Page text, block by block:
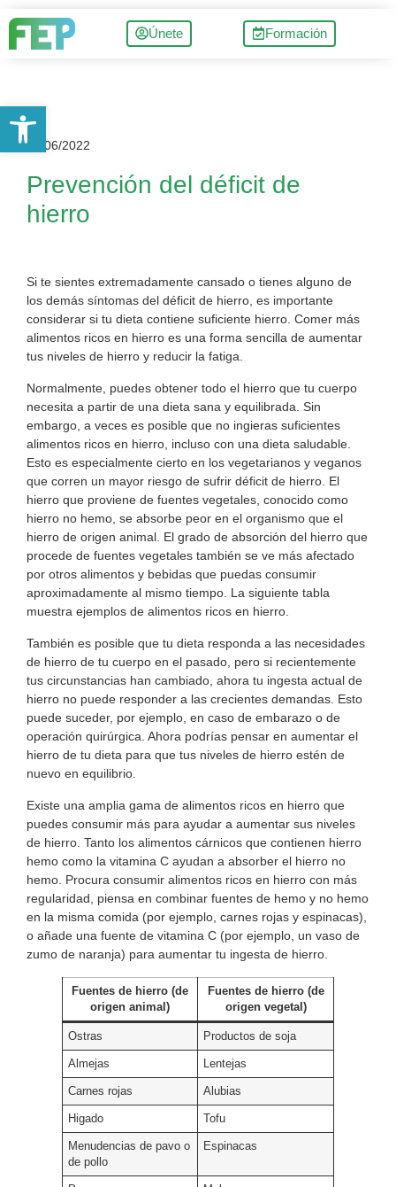
Únete Formación
06/06/2022
Prevención del déficit de
hierro
Si te sientes extremadamente cansado o tienes alguno de
los demás síntomas del déficit de hierro, es importante
considerar si tu dieta contiene suficiente hierro. Comer más
alimentos ricos en hierro es una forma sencilla de aumentar
tus niveles de hierro y reducir la fatiga.
Normalmente, puedes obtener todo el hierro que tu cuerpo
necesita a partir de una dieta sana y equilibrada. Sin
embargo, a veces es posible que no ingieras suficientes
alimentos ricos en hierro, incluso con una dieta saludable.
Esto es especialmente cierto en los vegetarianos y veganos
que corren un mayor riesgo de sufrir déficit de hierro. El
hierro que proviene de fuentes vegetales, conocido como
hierro no hemo, se absorbe peor en el organismo que el
hierro de origen animal. El grado de absorción del hierro que
procede de fuentes vegetales también se ve más afectado
por otros alimentos y bebidas que puedas consumir
aproximadamente al mismo tiempo. La siguiente tabla
muestra ejemplos de alimentos ricos en hierro.
También es posible que tu dieta responda a las necesidades
de hierro de tu cuerpo en el pasado, pero si recientemente
tus circunstancias han cambiado, ahora tu ingesta actual de
hierro no puede responder a las crecientes demandas. Esto
puede suceder, por ejemplo, en caso de embarazo o de
operación quirúrgica. Ahora podrías pensar en aumentar el
hierro de tu dieta para que tus niveles de hierro estén de
nuevo en equilibrio.
Existe una amplia gama de alimentos ricos en hierro que
puedes consumir más para ayudar a aumentar sus niveles
de hierro. Tanto los alimentos cárnicos que contienen hierro
hemo como la vitamina C ayudan a absorber el hierro no
hemo. Procura consumir alimentos ricos en hierro con más
regularidad, piensa en combinar fuentes de hemo y no hemo
en la misma comida (por ejemplo, carnes rojas y espinacas),
o añade una fuente de vitamina C (por ejemplo, un vaso de
zumo de naranja) para aumentar tu ingesta de hierro.
Fuentes de hierro (de
origen animal)
Fuentes de hierro (de
origen vegetal)
Ostras Productos de soja
Almejas Lentejas
Carnes rojas Alubias
Higado Tofu
Menudencias de pavo o
de pollo
Espinacas
Abrir barra de herramientas